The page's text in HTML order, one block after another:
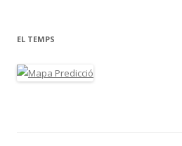
EL TEMPS